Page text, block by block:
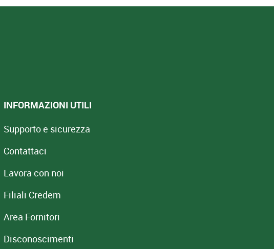
INFORMAZIONI UTILI
Supporto e sicurezza
Contattaci
Lavora con noi
Filiali Credem
Area Fornitori
Disconoscimenti